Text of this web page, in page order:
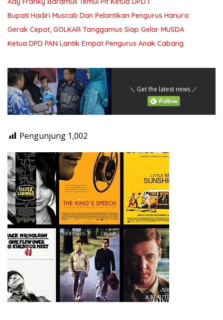
Bupati Hadiri Muscab Dan Pelantikan Pengurus Hanura
Gerak Cepat, GOLKAR Tanggamus Siap Gelar MUSDA
Ketua DPD PAN Lantik Empat Pengurus Anak Cabang
＼ Get the latest news ／
Pengunjung 1,002